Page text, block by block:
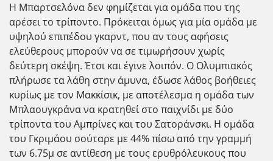
Η Μπαρτσελόνα δεν φημίζεται για ομάδα που της
αρέσει το τρίποντο. Πρόκειται όμως για μία ομάδα με
υψηλού επιπέδου γκαρντ, που αν τους αφήσεις
ελεύθερους μπορούν να σε τιμωρήσουν χωρίς
δεύτερη σκέψη. Έτσι και έγινε λοιπόν. Ο Ολυμπιακός
πλήρωσε τα λάθη στην άμυνα, έδωσε λάθος βοήθειες
κυρίως με τον Μακκίσικ, με αποτέλεσμα η ομάδα των
Μπλαουγκράνα να κρατηθεί στο παιχνίδι με δύο
τρίποντα του Αμπρίνες και του Σατοράνσκι. Η ομάδα
του Γκριμάου σούταρε με 44% πίσω από την γραμμή
των 6.75μ σε αντίθεση με τους ερυθρόλευκους που